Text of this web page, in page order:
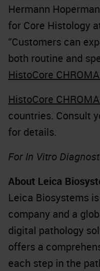
Hermann
for Core Histology
“Customers can
both routine and
HistoCore
HistoCore
countries. Consult
for details.
For In Vitro
About Leica
Leica Biosystems
company and a
digital pathology
offers a
each step in the